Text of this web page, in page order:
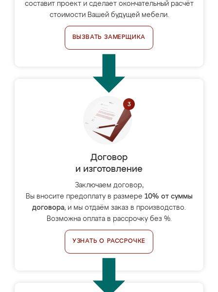
составит проект и сделает окончательный расчёт
стоимости Вашей будущей мебели.
ВЫЗВАТЬ ЗАМЕРЩИКА
Договор
и изготовление
Заключаем договор,
Вы вносите предоплату в размере 10% от суммы
договора, и мы отдаём заказ в производство.
Возможна оплата в рассрочку без %.
УЗНАТЬ О РАССРОЧКЕ